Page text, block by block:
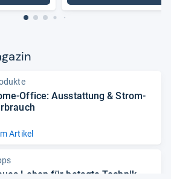
​Office: Aus­stat­tung & Strom­
Artikel
Leben für betagte Tech­nik